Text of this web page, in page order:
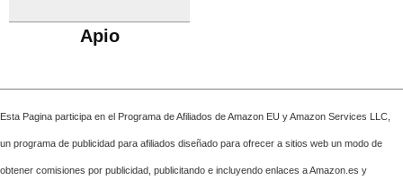
Apio
Esta Pagina participa en el Programa de Afiliados de Amazon EU y Amazon Services LLC,
un programa de publicidad para afiliados diseñado para ofrecer a sitios web un modo de
obtener comisiones por publicidad, publicitando e incluyendo enlaces a Amazon.es y